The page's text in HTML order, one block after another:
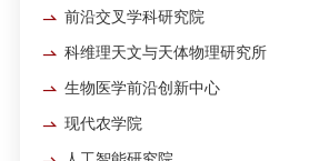
前沿交叉学科研究院
科维理天文与天体物理研究所
生物医学前沿创新中心
现代农学院